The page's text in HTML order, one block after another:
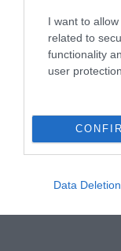
I want to
related to
functionality
user protection.
Data Deletion